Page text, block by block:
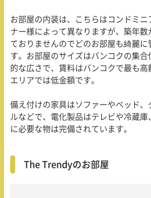
お部屋の内装は、こちらはコンドミニ
ナー様によって異なりますが、築年数
ておりませんのでどのお部屋も綺麗に
す。お部屋のサイズはバンコクの集合
的な広さで、賃料はバンコクで最も高
エリアでは低金額です。
備え付けの家具はソファーやベッド、
ルなどで、電化製品はテレビや冷蔵
に必要な物は完備されています。
The Trendyのお部屋